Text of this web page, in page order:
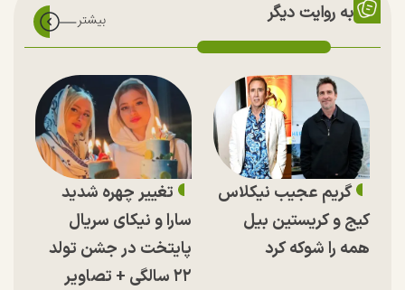
به روایت دیگر
گریم عجیب نیکلاس
کیج و کریستین بیل
همه را شوکه کرد
تغییر چهره شدید
سارا و نیکای سریال
پایتخت در جشن تولد
۲۲ سالگی + تصاویر